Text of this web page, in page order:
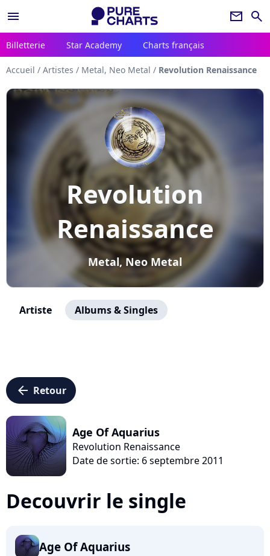
menu newsletter search
Billetterie Star Academy Charts français
Accueil / Artistes / Metal, Neo Metal / Revolution Renaissance
Revolution
Renaissance
Metal, Neo Metal
Artiste Albums & Singles
arrow_left Retour
Age Of Aquarius
Revolution Renaissance
Date de sortie: 6 septembre 2011
Decouvrir le single
Age Of Aquarius